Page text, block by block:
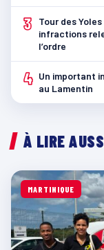
3
Tour des
infractions
l’ordre
4 Un important
au Lamentin
À LIRE
MARTINIQUE